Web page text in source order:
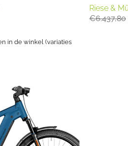
in de winkel (variaties
Riese &
€6.437,80